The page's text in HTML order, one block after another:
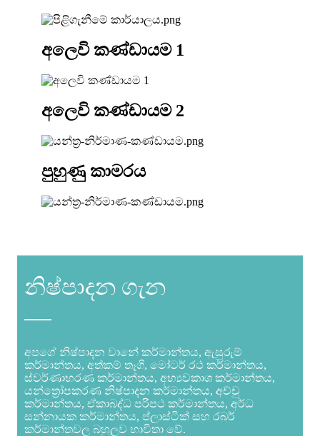
අලෙවි කණ්ඩායම 1
අලෙවි කණ්ඩායම 2
පුහුණු කාමරය
නිෂ්පාදන ගැන
අපගේ නිෂ්පාදන වානේ කර්මාන්තය, ඇසුරුම්
කර්මාන්තය, අත්කම් තෑගි, මෝටර් රථ කර්මාන්තය,
ස්වර්ණාභරණ කර්මාන්තය, අභ්‍යවකාශ කර්මාන්තය,
යන්ත්‍රෝපකරණ නිෂ්පාදන කර්මාන්තය, අච්චු
කර්මාන්තය, ඒකාබද්ධ පරිපථ කර්මාන්තය, අර්ධ
සන්නායක කර්මාන්තය, ප්ලාස්ටික් සහ රබර්
කර්මාන්තවල බහුලව භාවිතා වේ.